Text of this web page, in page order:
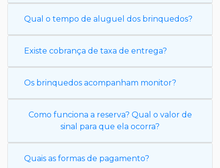
Qual o tempo de aluguel dos brinquedos?
Existe cobrança de taxa de entrega?
Os brinquedos acompanham monitor?
Como funciona a reserva? Qual o valor de
sinal para que ela ocorra?
Quais as formas de pagamento?